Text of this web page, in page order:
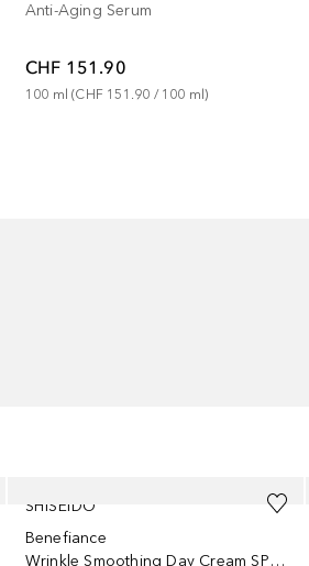
Anti-Aging Serum
CHF 151.90
100 ml (CHF 151.90 / 100 ml)
SHISEIDO
Benefiance
Wrinkle Smoothing Day Cream SPF 25